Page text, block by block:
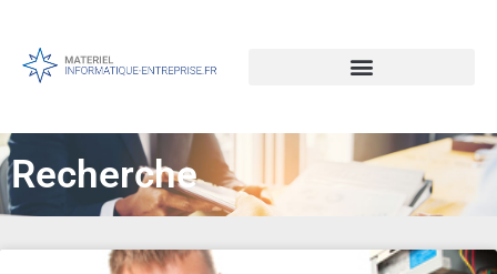
Recherche